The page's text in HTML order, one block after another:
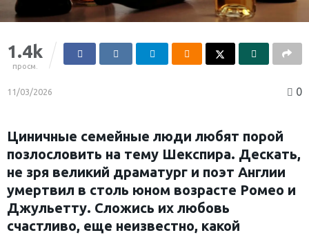
1.4k
просм.
11/03/2026 0
Циничные семейные люди любят порой
позлословить на тему Шекспира. Дескать,
не зря великий драматург и поэт Англии
умертвил в столь юном возрасте Ромео и
Джульетту. Сложись их любовь
счастливо, еще неизвестно, какой